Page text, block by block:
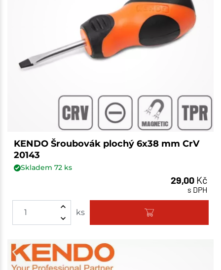
KENDO Šroubovák plochý 6x38 mm CrV
20143
Skladem 72ks
29,00 Kč
s DPH
ks